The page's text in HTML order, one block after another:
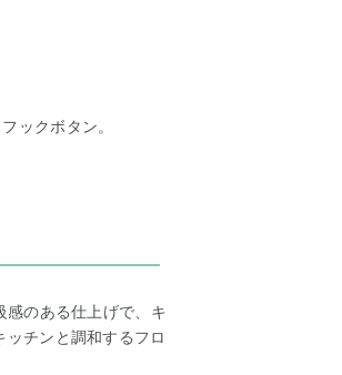
ックボタン。
感のある仕上げで、キ
チンと調和するフロ